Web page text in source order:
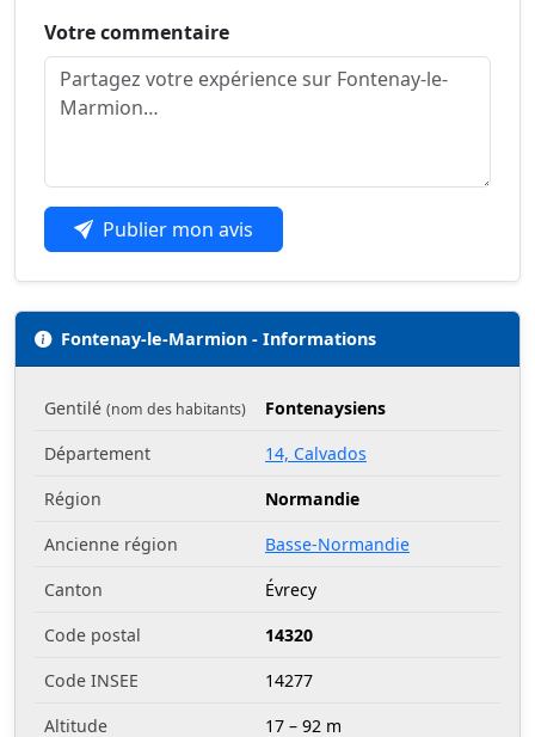
Votre commentaire
Publier mon avis
Fontenay-le-Marmion - Informations
Gentilé (nom des habitants)
Fontenaysiens
Département
14, Calvados
Région
Normandie
Ancienne région
Basse-Normandie
Canton
Évrecy
Code postal
14320
Code INSEE
14277
Altitude
17 – 92 m